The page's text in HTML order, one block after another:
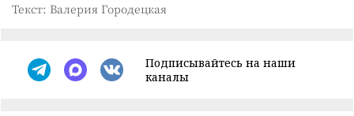
Текст: Валерия Городецкая
Подписывайтесь на наши
каналы